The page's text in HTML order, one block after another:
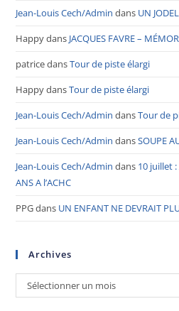
Jean-Louis Cech/Admin dans UN
Happydans JACQUES FAVRE –
patricedansTour de piste élargi
HappydansTour de piste élargi
Jean-Louis Cech/Admin dansTour de
Jean-Louis Cech/Admin dansSOUPE
Jean-Louis Cech/Admin dans 10 juillet :
ANS A l’ACHC
PPGdans UN ENFANT NE DEVRAIT
Archives
Sélectionner un mois